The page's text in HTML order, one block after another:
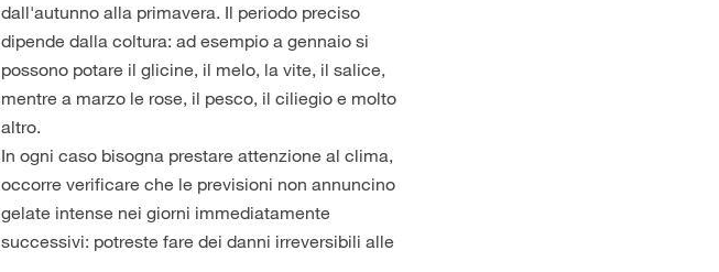
dall'autunno alla primavera. Il periodo preciso
dipende dalla coltura: ad esempio a gennaio si
possono potare il glicine, il melo, la vite, il salice,
mentre a marzo le rose, il pesco, il ciliegio e molto
altro.
In ogni caso bisogna prestare attenzione al clima,
occorre verificare che le previsioni non annuncino
gelate intense nei giorni immediatamente
successivi: potreste fare dei danni irreversibili alle